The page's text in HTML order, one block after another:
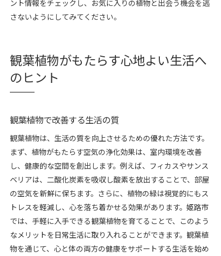
ント情報をチェックし、お気に入りの植物と出会う機会を逃
さないようにしてみてください。
観葉植物がもたらす心地よい生活へ
のヒント
観葉植物で改善する生活の質
観葉植物は、生活の質を向上させるための優れた方法です。
まず、植物がもたらす空気の浄化効果は、室内環境を改善
し、健康的な空間を創出します。例えば、フィカスやサンス
ベリアは、二酸化炭素を吸収し酸素を放出することで、部屋
の空気を新鮮に保ちます。さらに、植物の緑は視覚的にもス
トレスを軽減し、心を落ち着かせる効果があります。姫路市
では、手軽に入手できる観葉植物を育てることで、このよう
なメリットを日常生活に取り入れることができます。観葉植
物を通じて、心と体の両方の健康をサポートする生活を始め